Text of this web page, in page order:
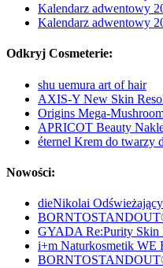
Kalendarz adwentowy
Kalendarz adwentowy
Odkryj Cosmeterie:
shu uemura art of hair
AXIS-Y New Skin
Origins Mega-
APRICOT Beauty
éternel Krem do twarzy
Nowości:
dieNikolai
GYADA Re:Purity Skin
i+m Naturkosmetik WE